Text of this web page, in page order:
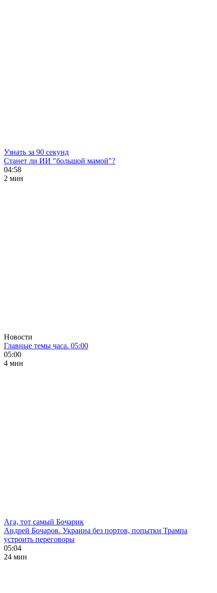
Узнать за 90 секунд
Станет ли ИИ "большой мамой"?
04:58
2 мин
Новости
Главные темы часа. 05:00
05:00
4 мин
Ага, тот самый Бочарик
Андрей Бочаров. Украина без портов, попытки Трампа
устроить переговоры
05:04
24 мин